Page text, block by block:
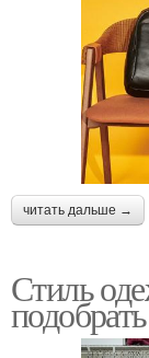
читать дальше →
Стиль